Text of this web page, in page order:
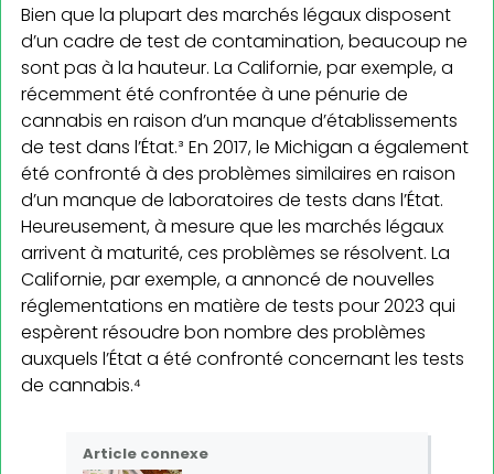
Bien que la plupart des marchés légaux disposent
d’un cadre de test de contamination, beaucoup ne
sont pas à la hauteur. La Californie, par exemple, a
récemment été confrontée à une pénurie de
cannabis en raison d’un manque d’établissements
de test dans l’État.³ En 2017, le Michigan a également
été confronté à des problèmes similaires en raison
d’un manque de laboratoires de tests dans l’État.
Heureusement, à mesure que les marchés légaux
arrivent à maturité, ces problèmes se résolvent. La
Californie, par exemple, a annoncé de nouvelles
réglementations en matière de tests pour 2023 qui
espèrent résoudre bon nombre des problèmes
auxquels l’État a été confronté concernant les tests
de cannabis.⁴
Article connexe